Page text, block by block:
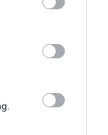
party tags to
in below Google